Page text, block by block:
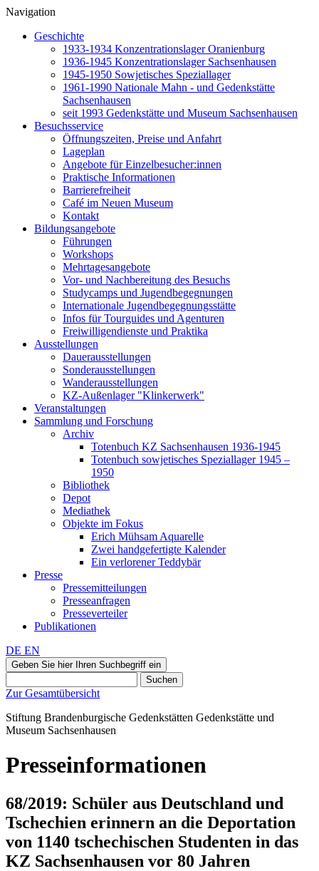
Navigation
Geschichte
1933-1934 Konzentrationslager Oranienburg
1936-1945 Konzentrationslager Sachsenhausen
1945-1950 Sowjetisches Speziallager
1961-1990 Nationale Mahn - und Gedenkstätte
Sachsenhausen
seit 1993 Gedenkstätte und Museum Sachsenhausen
Besuchsservice
Öffnungszeiten, Preise und Anfahrt
Lageplan
Angebote für Einzelbesucher:innen
Praktische Informationen
Barrierefreiheit
Café im Neuen Museum
Kontakt
Bildungsangebote
Führungen
Workshops
Mehrtagesangebote
Vor- und Nachbereitung des Besuchs
Studycamps und Jugendbegegnungen
Internationale Jugendbegegnungsstätte
Infos für Tourguides und Agenturen
Freiwilligendienste und Praktika
Ausstellungen
Dauerausstellungen
Sonderausstellungen
Wanderausstellungen
KZ-Außenlager "Klinkerwerk"
Veranstaltungen
Sammlung und Forschung
Archiv
Totenbuch KZ Sachsenhausen 1936-1945
Totenbuch sowjetisches Speziallager 1945 –
1950
Bibliothek
Depot
Mediathek
Objekte im Fokus
Erich Mühsam Aquarelle
Zwei handgefertigte Kalender
Ein verlorener Teddybär
Presse
Pressemitteilungen
Presseanfragen
Presseverteiler
Publikationen
DE EN
Geben Sie hier Ihren Suchbegriff ein
Suchen
Zur Gesamtübersicht
Stiftung Brandenburgische Gedenkstätten Gedenkstätte und
Museum Sachsenhausen
Presseinformationen
68/2019: Schüler aus Deutschland und
Tschechien erinnern an die Deportation
von 1140 tschechischen Studenten in das
KZ Sachsenhausen vor 80 Jahren